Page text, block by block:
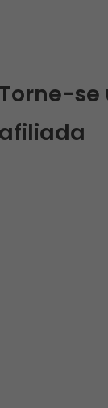
Torne-
afiliada